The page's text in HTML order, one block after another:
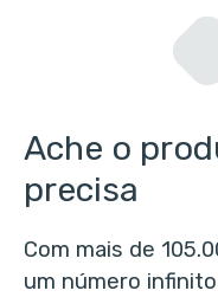
Ache o
precisa
Com mais de
um número